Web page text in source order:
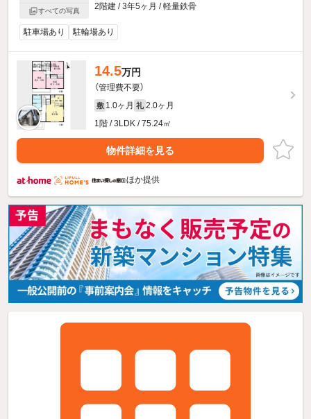
すべての写真
2階建 / 3年5ヶ月 / 軽量鉄骨
駐車場あり 駐輪場あり
14.5万円
（管理費不要）
敷 1.0ヶ月 礼 2.0ヶ月
1階 / 3LDK / 75.24㎡
物件詳細を見る
ほか提供